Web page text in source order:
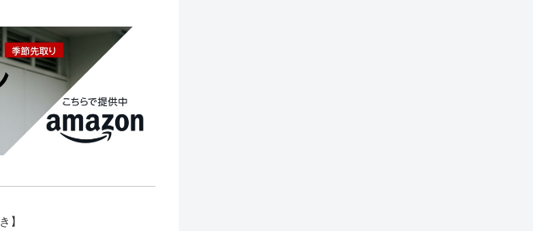
】